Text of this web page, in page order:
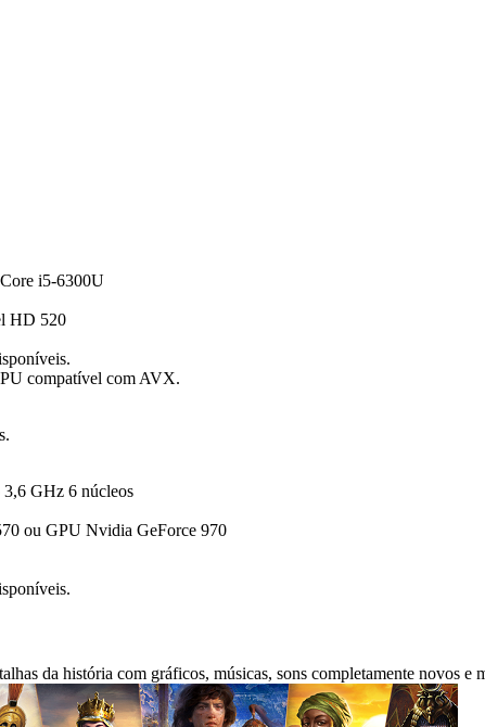
i5-6300U
HD 520
compatível com AVX.
GHz 6 núcleos
ou GPU Nvidia GeForce 970
da história com gráficos, músicas, sons completamente novos e